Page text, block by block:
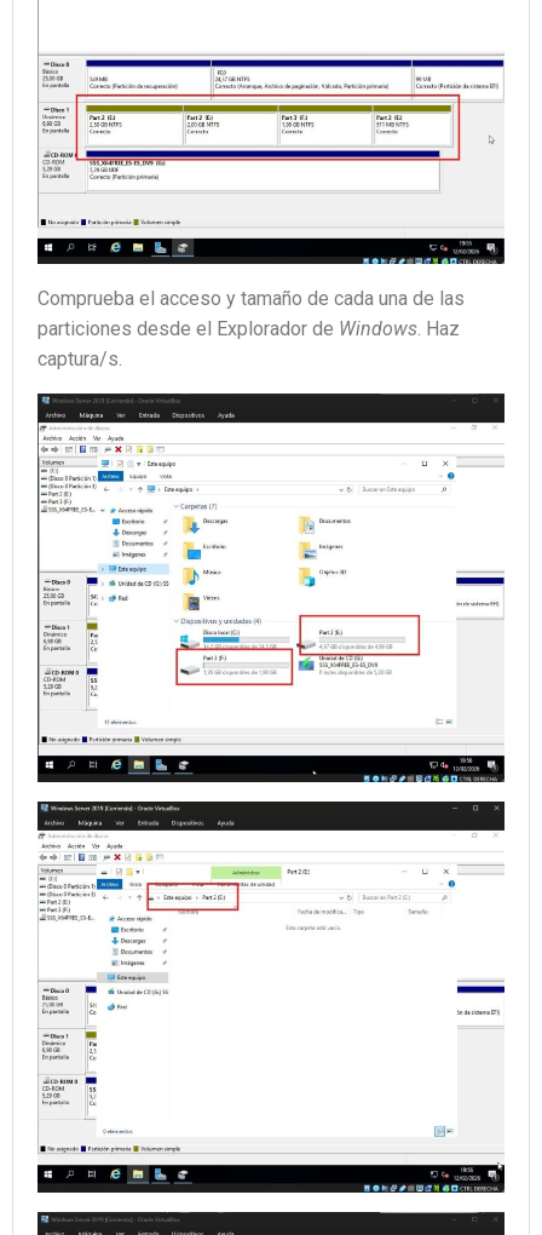
Comprueba el acceso y tamaño de cada una de las
particiones desde el Explorador de Windows . Haz
captura/s.